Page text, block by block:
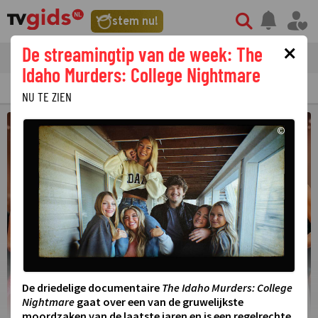
stem nu!
tvgids streaming nieuws
PRIMETIME GEMIST
×
De streamingtip van de week: The
Idaho Murders: College Nightmare
NU TE ZIEN
©
De driedelige documentaire The Idaho Murders: College
Nightmare gaat over een van de gruwelijkste